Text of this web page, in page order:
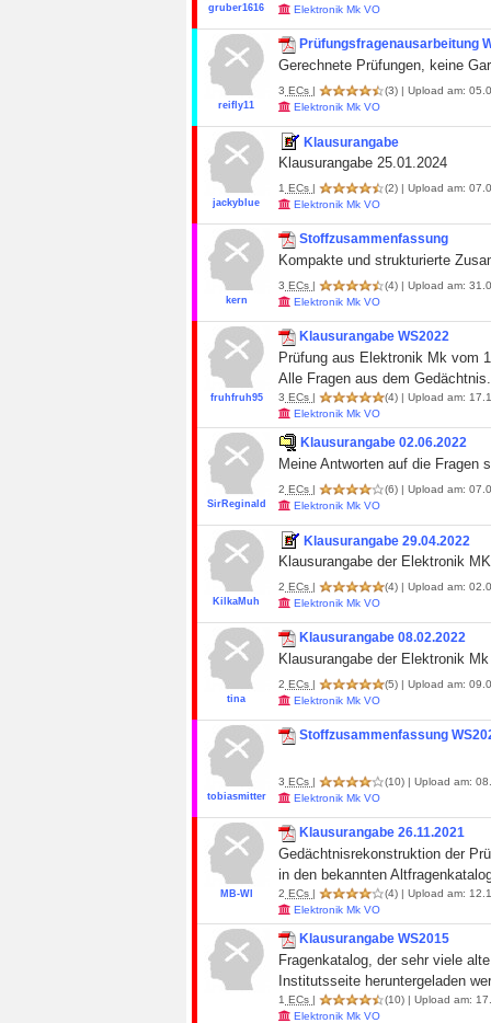
gruber1616
Elektronik Mk VO
reifly11
Prüfungsfragenausarbeitung
Gerechnete Prüfungen, keine
3 ECs | (3) | Upload am:
Elektronik Mk VO
jackyblue
Klausurangabe
Klausurangabe 25.01.2024
1 ECs | (2) | Upload am:
Elektronik Mk VO
kern
Stoffzusammenfassung
Kompakte und strukturierte
3 ECs | (4) | Upload am:
Elektronik Mk VO
fruhfruh95
Klausurangabe WS2022
Prüfung aus Elektronik Mk vom
Alle Fragen aus dem Gedächtnis.
3 ECs | (4) | Upload am:
Elektronik Mk VO
SirReginald
Klausurangabe 02.06.2022
Meine Antworten auf die Fragen
2 ECs | (6) | Upload am:
Elektronik Mk VO
KilkaMuh
Klausurangabe 29.04.2022
Klausurangabe der Elektronik
2 ECs | (4) | Upload am:
Elektronik Mk VO
tina
Klausurangabe 08.02.2022
Klausurangabe der Elektronik
2 ECs | (5) | Upload am:
Elektronik Mk VO
tobiasmitter
Stoffzusammenfassung
3 ECs | (10) | Upload am:
Elektronik Mk VO
MB-WI
Klausurangabe 26.11.2021
Gedächtnisrekonstruktion der
in den bekannten
2 ECs | (4) | Upload am:
Elektronik Mk VO
Klausurangabe WS2015
Fragenkatalog, der sehr viele
Institutsseite heruntergeladen
1 ECs | (10) | Upload am:
Elektronik Mk VO